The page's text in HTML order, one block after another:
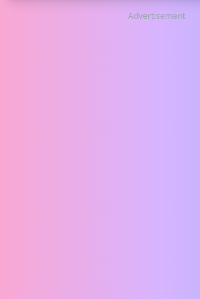
Advertisement